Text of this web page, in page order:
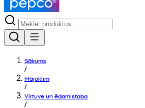
Sākums
/
Mājoklim
/
Virtuve un ēdamistaba
/